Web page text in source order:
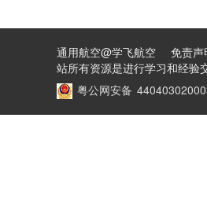
通用航空@学飞航空 免责声
站所有资源是进行学习和经验
粤公网安备